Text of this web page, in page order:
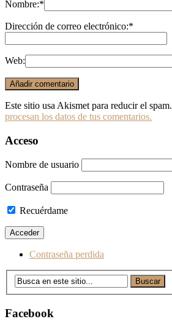
Nombre:*
Dirección de correo electrónico:*
Web:
Este sitio usa Akismet para reducir el spam.
procesan los datos de tus comentarios.
Acceso
Nombre de usuario
Contraseña
Recuérdame
Contraseña perdida
Facebook